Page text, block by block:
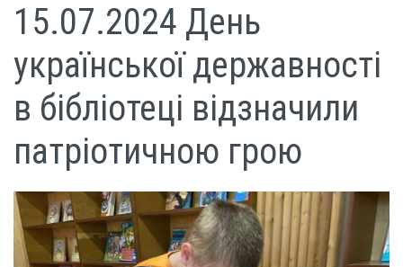
15.07.2024 День
української державності
в бібліотеці відзначили
патріотичною грою